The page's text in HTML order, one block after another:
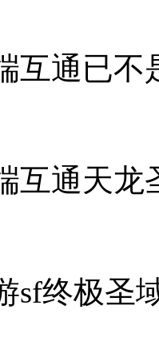
互通已不
互通天龙
sf终极圣